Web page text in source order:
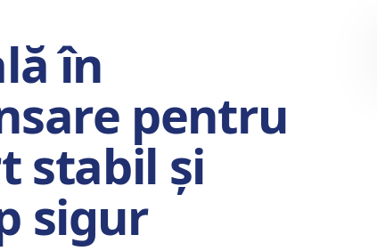
în
pentru
stabil și
sigur